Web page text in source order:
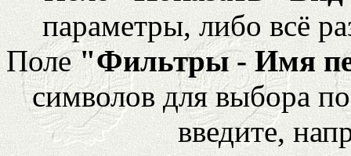
параметры, либо всё
Поле"Фильтры - Имя
символов для выбора
введите,